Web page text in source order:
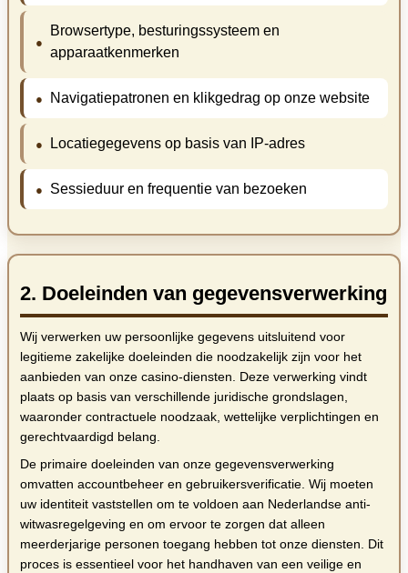
Browsertype, besturingssysteem en
apparaatkenmerken
Navigatiepatronen en klikgedrag op onze website
Locatiegegevens op basis van IP-adres
Sessieduur en frequentie van bezoeken
2. Doeleinden van gegevensverwerking
Wij verwerken uw persoonlijke gegevens uitsluitend voor
legitieme zakelijke doeleinden die noodzakelijk zijn voor het
aanbieden van onze casino-diensten. Deze verwerking vindt
plaats op basis van verschillende juridische grondslagen,
waaronder contractuele noodzaak, wettelijke verplichtingen en
gerechtvaardigd belang.
De primaire doeleinden van onze gegevensverwerking
omvatten accountbeheer en gebruikersverificatie. Wij moeten
uw identiteit vaststellen om te voldoen aan Nederlandse anti-
witwasregelgeving en om ervoor te zorgen dat alleen
meerderjarige personen toegang hebben tot onze diensten. Dit
proces is essentieel voor het handhaven van een veilige en